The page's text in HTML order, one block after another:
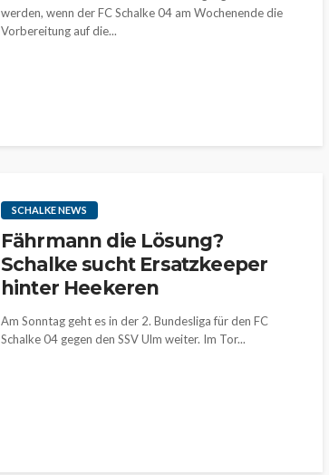
werden, wenn der FC Schalke 04 am Wochenende die
Vorbereitung auf die...
SCHALKE NEWS
Fährmann die Lösung?
Schalke sucht Ersatzkeeper
hinter Heekeren
Am Sonntag geht es in der 2. Bundesliga für den FC
Schalke 04 gegen den SSV Ulm weiter. Im Tor...